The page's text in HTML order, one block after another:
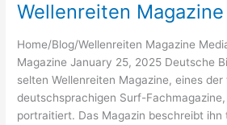
Wellenreiten Magazine
Home/Blog/Wellenreiten Magazine
Magazine January 25, 2025 Deutsche
selten Wellenreiten Magazine, eines der
deutschsprachigen Surf-
portraitiert. Das Magazin beschreibt